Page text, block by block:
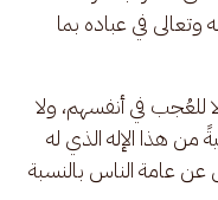
وتعالى في عباده بما
للعُجب في أنفسهم، ولا
هذا الإله الذي له
عامة الناس بالنسبة